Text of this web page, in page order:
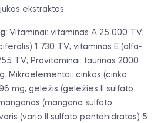
ekstraktas.
Vitaminai: vitaminas A 25 000 TV;
1 730 TV; vitaminas E (alfa-
TV; Provitaminai: taurinas 2000
Mikroelementai: cinkas (cinko
mg; geležis (geležies II sulfato
(mangano sulfato
(vario II sulfato pentahidratas) 5